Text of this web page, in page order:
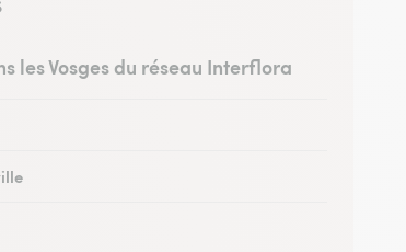
les Vosges du réseau Interflora